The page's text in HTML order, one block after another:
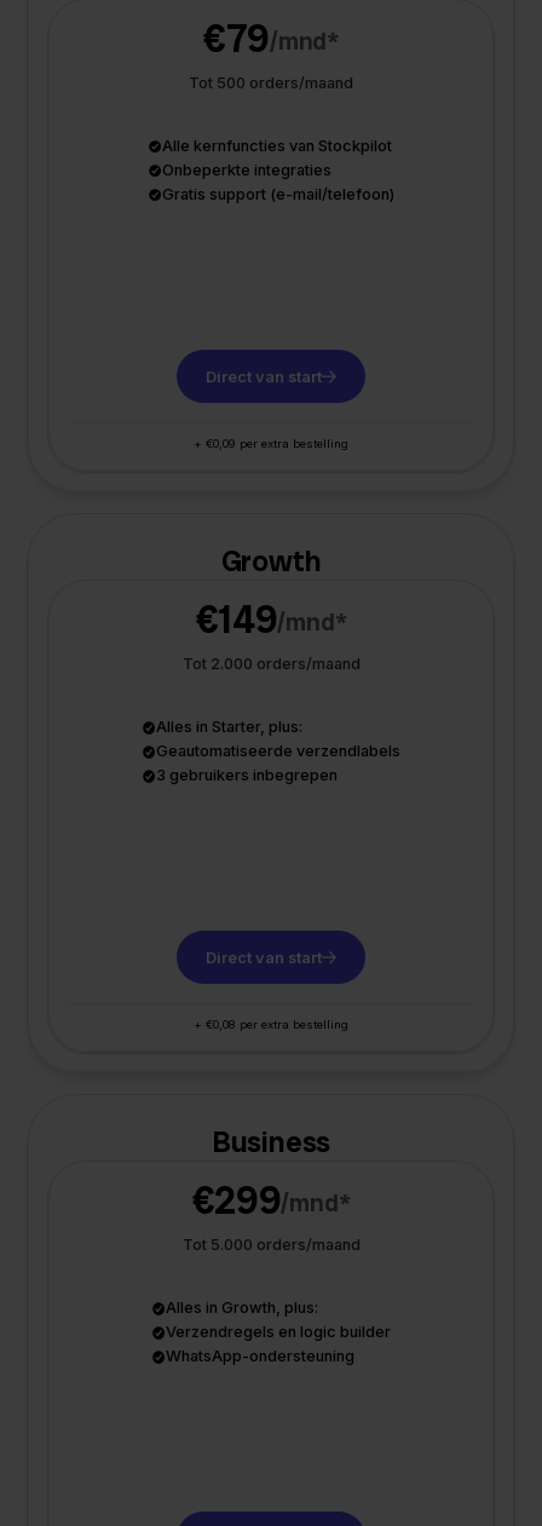
€79/mnd*
Tot 500 orders/maand
Alle kernfuncties van Stockpilot
Onbeperkte integraties
Gratis support (e-mail/telefoon)
Direct van start
+ €0,09 per extra bestelling
Growth
€149/mnd*
Tot 2.000 orders/maand
Alles in Starter, plus:
Geautomatiseerde verzendlabels
3 gebruikers inbegrepen
Direct van start
+ €0,08 per extra bestelling
Business
€299/mnd*
Tot 5.000 orders/maand
Alles in Growth, plus:
Verzendregels en logic builder
WhatsApp-ondersteuning